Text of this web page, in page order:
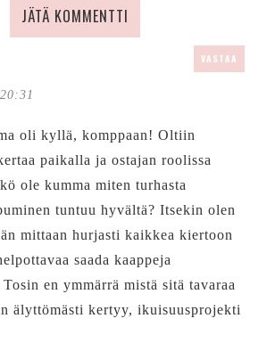
JÄTÄ KOMMENTTI
VASTAA
oli kyllä, komppaan! Oltiin
paikalla ja ostajan roolissa
ole kumma miten turhasta
tuntuu hyvältä? Itsekin olen
mittaan hurjasti kaikkea kiertoon
saada kaappeja
en ymmärrä mistä sitä tavaraa
älyttömästi kertyy, ikuisuusprojekti